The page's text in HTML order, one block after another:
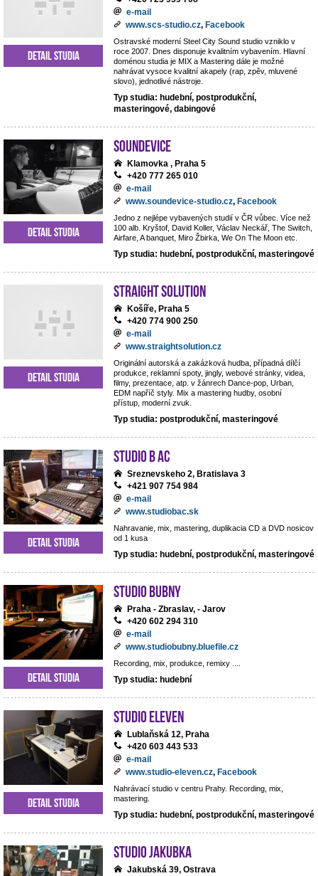
e-mail
www.scs-studio.cz, Facebook
Ostravské moderní Steel City Sound studio vzniklo v
roce 2007. Dnes disponuje kvalitním vybavením. Hlavní
doménou studia je MIX a Mastering dále je možné
nahrávat vysoce kvalitní akapely (rap, zpěv, mluvené
slovo), jednotlivé nástroje.
Typ studia: hudební, postprodukční,
masteringové, dabingové
Detail studia
Soundevice
Klamovka , Praha 5
+420 777 265 010
e-mail
www.soundevice-studio.cz, Facebook
Jedno z nejlépe vybavených studií v ČR vůbec. Více než
100 alb. Kryštof, David Koller, Václav Neckář, The Switch,
Airfare, A banquet, Miro Žbirka, We On The Moon etc.
Typ studia: hudební, postprodukční, masteringové
Detail studia
Straight Solution
Košíře, Praha 5
+420 774 900 250
e-mail
www.straightsolution.cz
Originální autorská a zakázková hudba, případná dílčí
produkce, reklamní spoty, jingly, webové stránky, videa,
filmy, prezentace, atp. v žánrech Dance-pop, Urban,
EDM napříč styly. Mix a mastering hudby, osobní
přístup, moderní zvuk.
Typ studia: postprodukční, masteringové
Detail studia
Studio B AC
Sreznevskeho 2, Bratislava 3
+421 907 754 984
e-mail
www.studiobac.sk
Nahravanie, mix, mastering, duplikacia CD a DVD nosicov
od 1 kusa
Typ studia: hudební, postprodukční, masteringové
Detail studia
Studio BUBNY
Praha - Zbraslav, - Jarov
+420 602 294 310
e-mail
www.studiobubny.bluefile.cz
Recording, mix, produkce, remixy ....
Typ studia: hudební
Detail studia
Studio Eleven
Lublaňská 12, Praha
+420 603 443 533
e-mail
www.studio-eleven.cz, Facebook
Nahrávací studio v centru Prahy. Recording, mix,
mastering.
Typ studia: hudební, postprodukční, masteringové
Detail studia
Studio Jakubka
Jakubská 39, Ostrava